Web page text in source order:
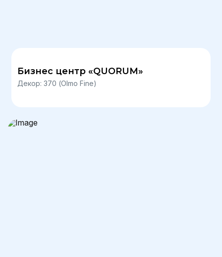
Бизнес центр «QUORUM»
Декор: 370 (Olmo Fine)